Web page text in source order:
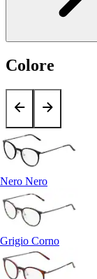
Colore
Nero Nero
Grigio Corno